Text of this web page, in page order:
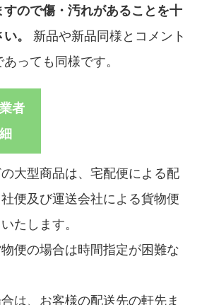
すので傷・汚れがあることを十
。
新品や新品同様とコメント
っても同様です。
者
大型商品は、宅配便による配
便及び運送会社による貨物便
たします。
便の場合は時間指定が困難な
は、お客様の配送先の軒先ま